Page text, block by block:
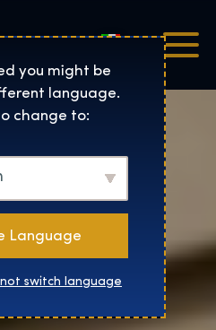
Potter™: The
Italiano
you might be
language.
change to:
Language
switch language